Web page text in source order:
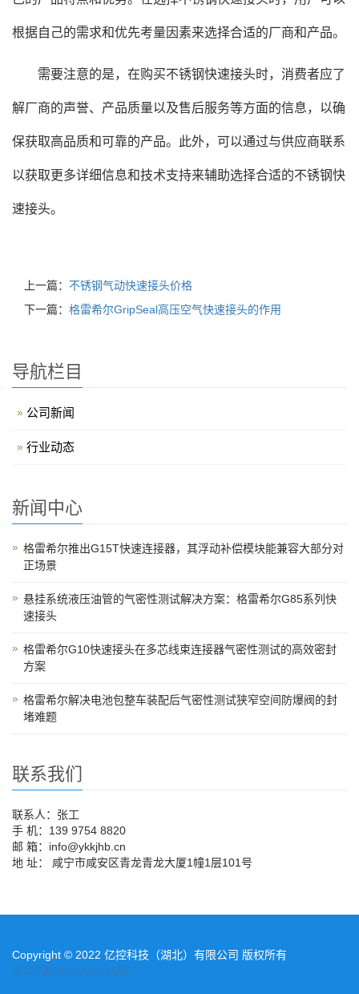
根据自己的需求和优先考量因素来选择合适的厂商和产品。
需要注意的是，在购买不锈钢快速接头时，消费者应了
解厂商的声誉、产品质量以及售后服务等方面的信息，以确
保获取高品质和可靠的产品。此外，可以通过与供应商联系
以获取更多详细信息和技术支持来辅助选择合适的不锈钢快
速接头。
上一篇： 不锈钢气动快速接头价格
下一篇： 格雷希尔GripSeal高压空气快速接头的作用
导航栏目
公司新闻
行业动态
新闻中心
格雷希尔推出G15T快速连接器，其浮动补偿模块能兼容大部分对
正场景
悬挂系统液压油管的气密性测试解决方案：格雷希尔G85系列快
速接头
格雷希尔G10快速接头在多芯线束连接器气密性测试的高效密封
方案
格雷希尔解决电池包整车装配后气密性测试狭窄空间防爆阀的封
堵难题
联系我们
联系人：张工
手 机：139 9754 8820
邮 箱：info@ykkjhb.cn
地 址： 咸宁市咸安区青龙青龙大厦1幢1层101号
Copyright © 2022 亿控科技（湖北）有限公司 版权所有
鄂ICP备2022015221号-2